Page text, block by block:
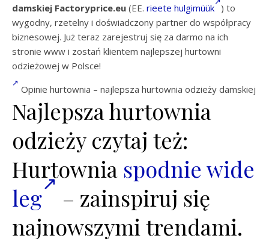
damskiej Factoryprice.eu (EE. rieete hulgimüük ) to
wygodny, rzetelny i doświadczony partner do współpracy
biznesowej. Już teraz zarejestruj się za darmo na ich
stronie www i zostań klientem najlepszej hurtowni
odzieżowej w Polsce!
Opinie hurtownia – najlepsza hurtownia odzieży damskiej
Najlepsza hurtownia
odzieży czytaj też:
Hurtownia spodnie wide
leg
– zainspiruj się
najnowszymi trendami.